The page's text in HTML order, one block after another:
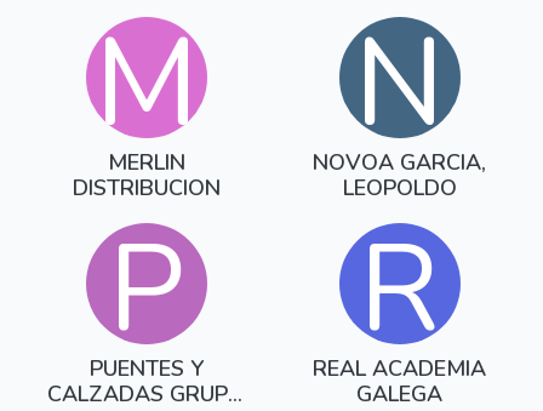
M
MERLIN
DISTRIBUCION
N
NOVOA GARCIA,
LEOPOLDO
P
PUENTES Y
CALZADAS GRUPO
R
REAL ACADEMIA
GALEGA